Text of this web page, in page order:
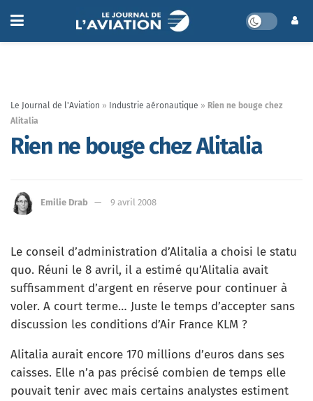
Le Journal de l'Aviation » Industrie aéronautique » Rien ne bouge chez
Alitalia
Rien ne bouge chez Alitalia
Emilie Drab 9 avril 2008
Le conseil d’administration d’Alitalia a choisi le statu
quo. Réuni le 8 avril, il a estimé qu’Alitalia avait
suffisamment d’argent en réserve pour continuer à
voler. A court terme… Juste le temps d’accepter sans
discussion les conditions d’Air France KLM ?
Alitalia aurait encore 170 millions d’euros dans ses
caisses. Elle n’a pas précisé combien de temps elle
pouvait tenir avec mais certains analystes estiment